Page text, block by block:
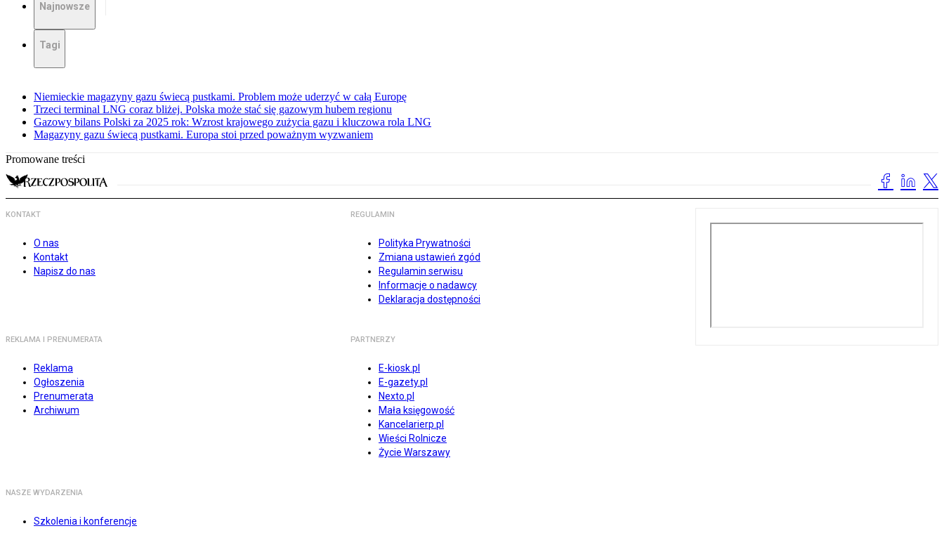
Najnowsze
Tagi
Niemieckie magazyny gazu świecą pustkami. Problem może uderzyć w całą Europę
Trzeci terminal LNG coraz bliżej. Polska może stać się gazowym hubem regionu
Gazowy bilans Polski za 2025 rok: Wzrost krajowego zużycia gazu i kluczowa rola LNG
Magazyny gazu świecą pustkami. Europa stoi przed poważnym wyzwaniem
Promowane treści
KONTAKT
O nas
Kontakt
Napisz do nas
REGULAMIN
Polityka Prywatności
Zmiana ustawień zgód
Regulamin serwisu
Informacje o nadawcy
Deklaracja dostępności
REKLAMA I PRENUMERATA
Reklama
Ogłoszenia
Prenumerata
Archiwum
PARTNERZY
E-kiosk.pl
E-gazety.pl
Nexto.pl
Mała księgowość
Kancelarierp.pl
Wieści Rolnicze
Życie Warszawy
NASZE WYDARZENIA
Szkolenia i konferencje